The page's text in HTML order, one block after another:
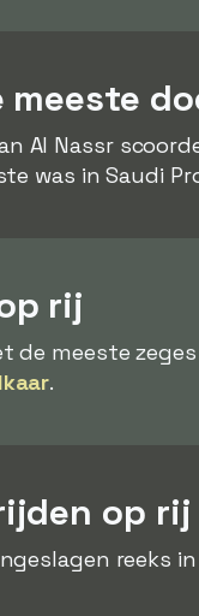
meeste
Al Nassr
was in Saudi
rij
de meeste
.
op
reeks